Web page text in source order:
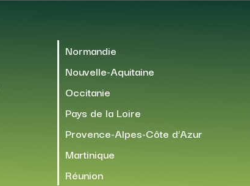
Normandie
Nouvelle-Aquitaine
Occitanie
Pays de la Loire
Provence-Alpes-Côte d’Azur
Martinique
Réunion